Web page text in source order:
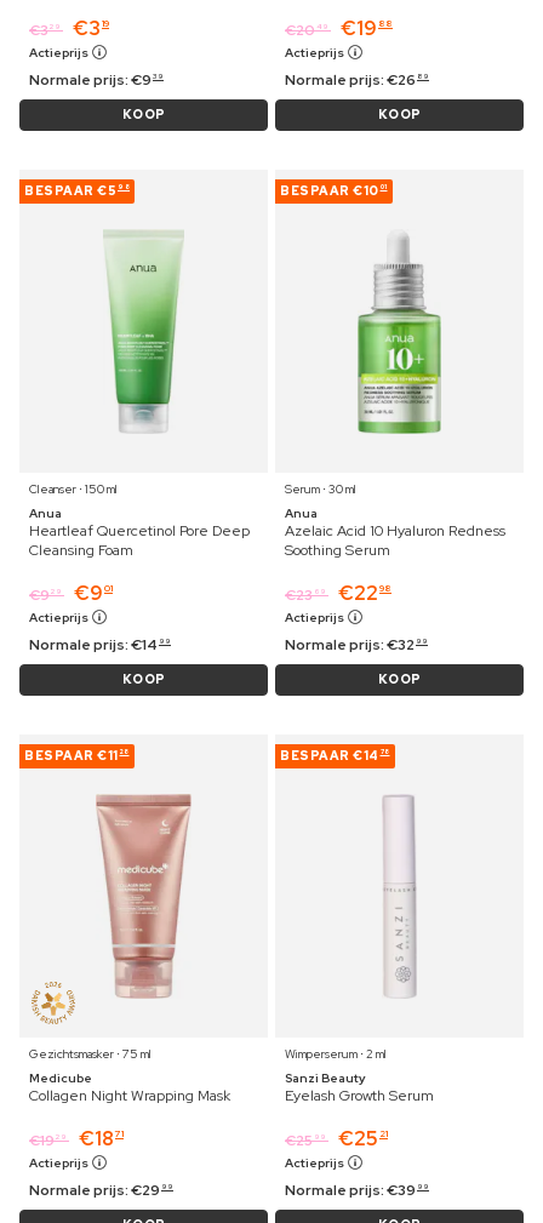
€329 €3 19
Actieprijs
Normale prijs:€9 39
KOOP
€20 49 €19 88
Actieprijs
Normale prijs:€26 89
KOOP
BESPAAR €5 98
Cleanser ⋅ 150 ml
Anua
Heartleaf Quercetinol Pore Deep
Cleansing Foam
€929 €9 01
Actieprijs
Normale prijs:€14 99
KOOP
BESPAAR €10 01
Serum ⋅ 30 ml
Anua
Azelaic Acid 10 Hyaluron Redness
Soothing Serum
€23 69 €22 98
Actieprijs
Normale prijs:€32 99
KOOP
BESPAAR €11 28
Gezichtsmasker ⋅ 75 ml
Medicube
Collagen Night Wrapping Mask
€1929 €18 71
Actieprijs
Normale prijs:€29 99
BESPAAR €14 78
Wimperserum ⋅ 2 ml
Sanzi Beauty
Eyelash Growth Serum
€25 99 €25 21
Actieprijs
Normale prijs:€39 99